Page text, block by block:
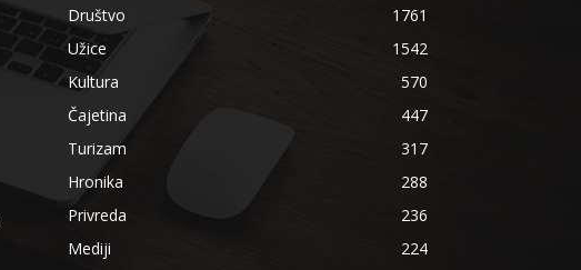
Društvo
1761
Užice
1542
Kultura
570
Čajetina
447
Turizam
317
Hronika
288
Privreda
236
Mediji
224